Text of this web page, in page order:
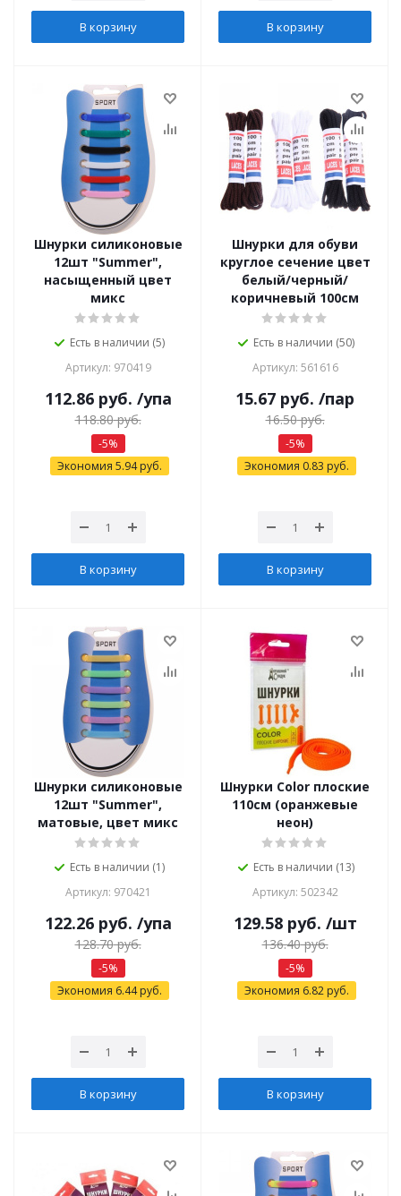
В корзину В корзину
Шнурки силиконовые
12шт "Summer",
насыщенный цвет
микс
Есть в наличии (5)
Артикул: 970419
112.86руб. /упа
118.80руб.
-5%
Экономия 5.94руб.
В корзину
Шнурки для обуви
круглое сечение цвет
белый/черный/
коричневый 100см
Есть в наличии (50)
Артикул: 561616
15.67 руб. /пар
16.50руб.
-5%
Экономия 0.83 руб.
В корзину
Шнурки силиконовые
12шт "Summer",
матовые, цвет микс
Есть в наличии (1)
Артикул: 970421
122.26руб. /упа
128.70руб.
-5%
Экономия 6.44руб.
В корзину
Шнурки Color плоские
110см (оранжевые
неон)
Есть в наличии (13)
Артикул: 502342
129.58руб. /шт
136.40руб.
-5%
Экономия 6.82руб.
В корзину